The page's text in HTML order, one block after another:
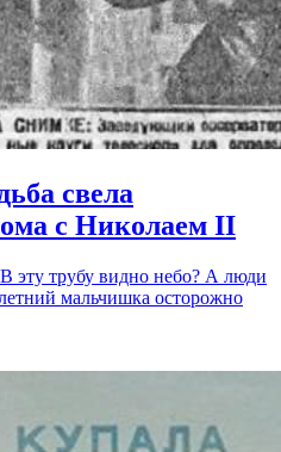
свела
с Николаем II
эту трубу видно небо? А люди
мальчишка осторожно